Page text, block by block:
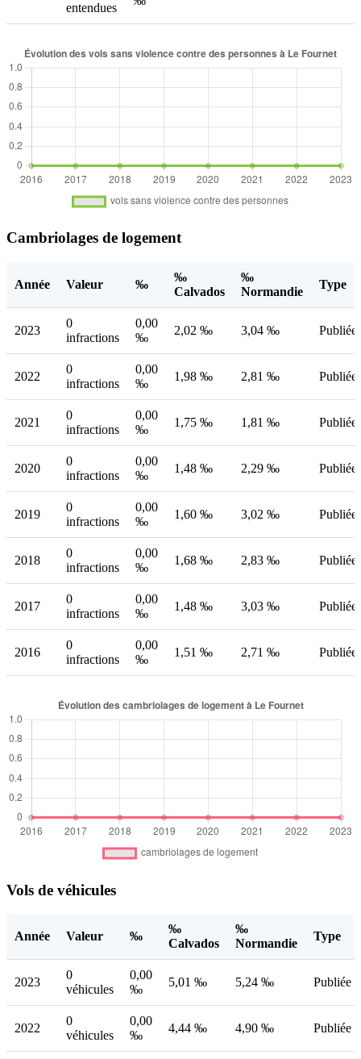
entendues
Cambriolages de logement
Année Valeur ‰
‰
Calvados
‰
Normandie
Type
2023
0
infractions
0,00
‰
2,02 ‰ 3,04 ‰ Publiée
2022
0
infractions
0,00
‰
1,98 ‰ 2,81 ‰ Publiée
2021
0
infractions
0,00
‰
1,75 ‰ 1,81 ‰ Publiée
2020
0
infractions
0,00
‰
1,48 ‰ 2,29 ‰ Publiée
2019
0
infractions
0,00
‰
1,60 ‰ 3,02 ‰ Publiée
2018
0
infractions
0,00
‰
1,68 ‰ 2,83 ‰ Publiée
2017
0
infractions
0,00
‰
1,48 ‰ 3,03 ‰ Publiée
2016
0
infractions
0,00
‰
1,51 ‰ 2,71 ‰ Publiée
Vols de véhicules
Année Valeur ‰
‰
Calvados
‰
Normandie
Type
2023
0
véhicules
0,00
‰
5,01 ‰ 5,24 ‰ Publiée
2022
0
véhicules
0,00
‰
4,44 ‰ 4,90 ‰ Publiée